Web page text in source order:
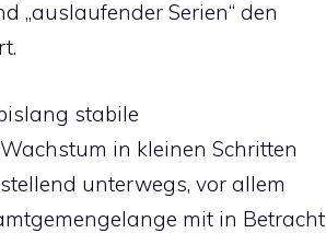
„auslaufender Serien“ den
stabile
in kleinen Schritten
unterwegs, vor allem
mit in Betracht